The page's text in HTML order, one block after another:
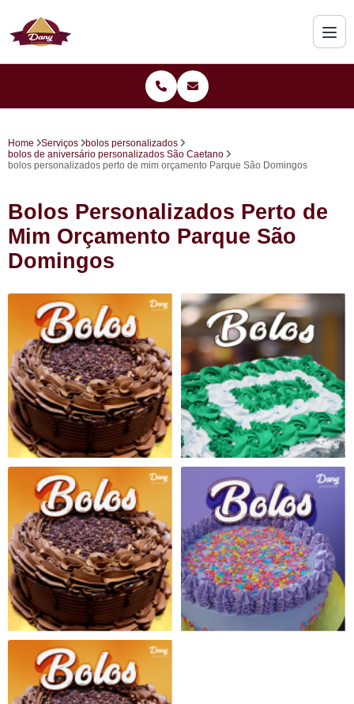
Home Serviços
bolos personalizados
bolos de aniversário personalizados São Caetano
bolos personalizados perto de mim orçamento Parque São Domingos
Bolos Personalizados Perto de
Mim Orçamento Parque São
Domingos